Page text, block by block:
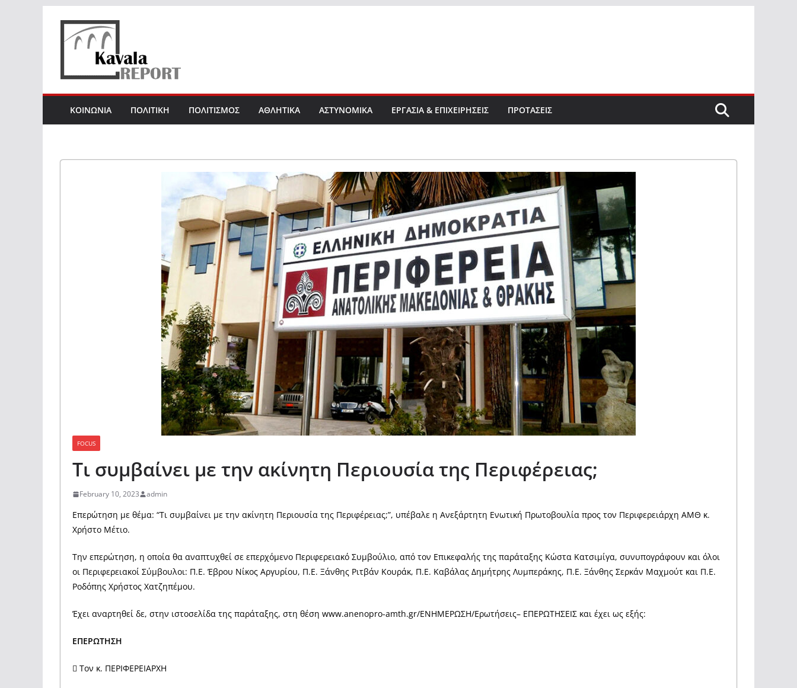
content
ΚΟΙΝΩΝΙΑ ΠΟΛΙΤΙΚΗ ΠΟΛΙΤΙΣΜΟΣ ΑΘΛΗΤΙΚΑ ΑΣΤΥΝΟΜΙΚΑ ΕΡΓΑΣΙΑ & ΕΠΙΧΕΙΡΗΣΕΙΣ ΠΡΟΤΑΣΕΙΣ
FOCUS
Τι συμβαίνει με την ακίνητη Περιουσία της Περιφέρειας;
February 10, 2023 admin
Επερώτηση με θέμα: “Τι συμβαίνει με την ακίνητη Περιουσία της Περιφέρειας;”, υπέβαλε η Ανεξάρτητη Ενωτική Πρωτοβουλία προς τον Περιφερειάρχη ΑΜΘ κ.
Χρήστο Μέτιο.
Την επερώτηση, η οποία θα αναπτυχθεί σε επερχόμενο Περιφερειακό Συμβούλιο, από τον Επικεφαλής της παράταξης Κώστα Κατσιμίγα, συνυπογράφουν και όλοι
οι Περιφερειακοί Σύμβουλοι: Π.Ε. Έβρου Νίκος Αργυρίου, Π.Ε. Ξάνθης Ριτβάν Κουράκ, Π.Ε. Καβάλας Δημήτρης Λυμπεράκης, Π.Ε. Ξάνθης Σερκάν Μαχμούτ και Π.Ε.
Ροδόπης Χρήστος Χατζηπέμου.
Έχει αναρτηθεί δε, στην ιστοσελίδα της παράταξης, στη θέση www.anenopro-amth.gr/ΕΝΗΜΕΡΩΣΗ/Ερωτήσεις– ΕΠΕΡΩΤΗΣΕΙΣ και έχει ως εξής:
ΕΠΕΡΩΤΗΣΗ
 Τον κ. ΠΕΡΙΦΕΡΕΙΑΡΧΗ